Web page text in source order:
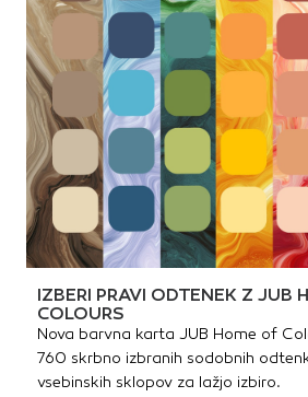
IZBERI PRAVI ODTENEK Z JUB
COLOURS
Nova barvna karta JUB Home of
760 skrbno izbranih sodobnih
vsebinskih sklopov za lažjo izbiro.